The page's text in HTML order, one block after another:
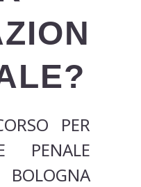
PER
PENALE